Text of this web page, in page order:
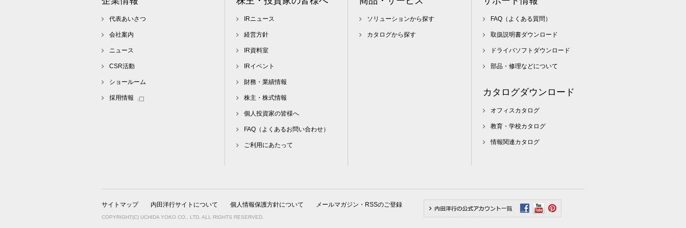
代表あいさつ
会社案内
ニュース
CSR活動
ショールーム
採用情報
IRニュース
経営方針
IR資料室
IRイベント
財務・業績情報
株主・株式情報
個人投資家の皆様へ
FAQ（よくあるお問い合わせ）
ご利用にあたって
ソリューションから探す
カタログから探す
FAQ（よくある質問）
取扱説明書ダウンロード
ドライバソフトダウンロード
部品・修理などについて
カタログダウンロード
オフィスカタログ
教育・学校カタログ
情報関連カタログ
サイトマップ 内田洋行サイトについて 個人情報保護方針について メールマガジン・RSSのご登録
COPYRIGHT(C) UCHIDA YOKO CO., LTD. ALL RIGHTS RESERVED.